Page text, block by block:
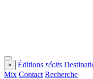
× Éditions récits
Mix Contact Recherche